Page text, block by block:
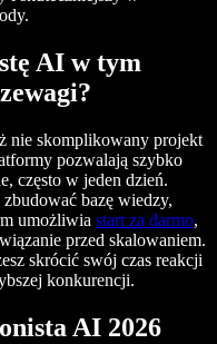
AI w tym
nie skomplikowany projekt
pozwalają szybko
często w jeden dzień.
bazę wiedzy,
umożliwia start za darmo,
przed skalowaniem.
skrócić swój czas reakcji
konkurencji.
AI 2026